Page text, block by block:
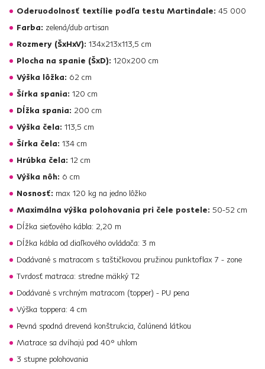
Oderuodolnosť textílie podľa testu Martindale: 45 000
Farba: zelená/dub artisan
Rozmery (ŠxHxV): 134x213x113,5 cm
Plocha na spanie (ŠxD): 120x200 cm
Výška lôžka: 62 cm
Šírka spania: 120 cm
Dĺžka spania: 200 cm
Výška čela: 113,5 cm
Šírka čela: 134 cm
Hrúbka čela: 12 cm
Výška nôh: 6 cm
Nosnosť: max 120 kg na jedno lôžko
Maximálna výška polohovania pri čele postele: 50-52 cm
Dĺžka sieťového kábla: 2,20 m
Dĺžka kábla od diaľkového ovládača: 3 m
Dodávané s matracom s taštičkovou pružinou punktoflax 7 - zone
Tvrdosť matraca: stredne mäkký T2
Dodávané s vrchným matracom (topper) - PU pena
Výška toppera: 4 cm
Pevná spodná drevená konštrukcia, čalúnená látkou
Matrace sa dvíhajú pod 40° uhlom
3 stupne polohovania